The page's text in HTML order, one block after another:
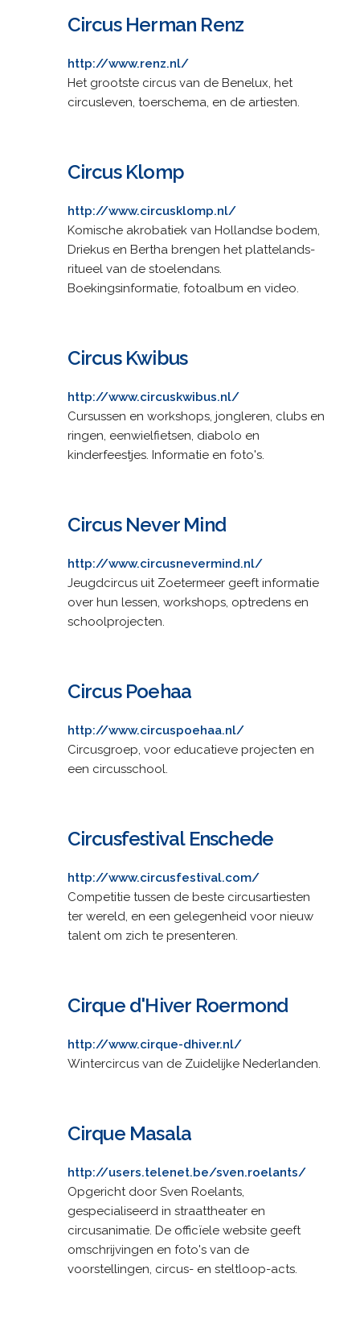
Circus Herman Renz
http://www.renz.nl/
Het grootste circus van de Benelux, het
circusleven, toerschema, en de artiesten.
Circus Klomp
http://www.circusklomp.nl/
Komische akrobatiek van Hollandse bodem,
Driekus en Bertha brengen het plattelands-
ritueel van de stoelendans.
Boekingsinformatie, fotoalbum en video.
Circus Kwibus
http://www.circuskwibus.nl/
Cursussen en workshops, jongleren, clubs en
ringen, eenwielfietsen, diabolo en
kinderfeestjes. Informatie en foto's.
Circus Never Mind
http://www.circusnevermind.nl/
Jeugdcircus uit Zoetermeer geeft informatie
over hun lessen, workshops, optredens en
schoolprojecten.
Circus Poehaa
http://www.circuspoehaa.nl/
Circusgroep, voor educatieve projecten en
een circusschool.
Circusfestival Enschede
http://www.circusfestival.com/
Competitie tussen de beste circusartiesten
ter wereld, en een gelegenheid voor nieuw
talent om zich te presenteren.
Cirque d'Hiver Roermond
http://www.cirque-dhiver.nl/
Wintercircus van de Zuidelijke Nederlanden.
Cirque Masala
http://users.telenet.be/sven.roelants/
Opgericht door Sven Roelants,
gespecialiseerd in straattheater en
circusanimatie. De officïele website geeft
omschrijvingen en foto's van de
voorstellingen, circus- en steltloop-acts.